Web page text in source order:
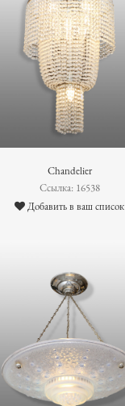
Chandelier
Ссылка: 16538
Добавить в ваш список